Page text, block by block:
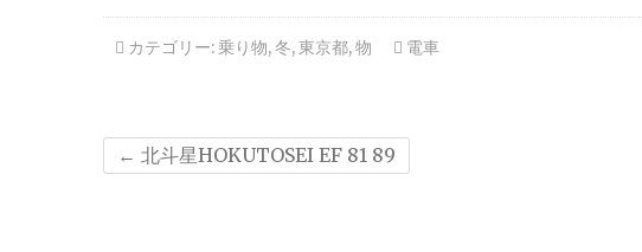
カテゴリー: 乗り物,冬,東京都,物 電車
← 北斗星HOKUTOSEI EF 81 89